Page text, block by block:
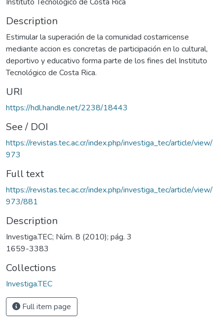
Description
Estimular la superación de la comunidad costarricense
mediante accion es concretas de participación en lo cultural,
deportivo y educativo forma parte de los fines del Instituto
Tecnológico de Costa Rica.
URI
https://hdl.handle.net/2238/18443
See / DOI
https://revistas.tec.ac.cr/index.php/investiga_tec/article/view/
973
Full text
https://revistas.tec.ac.cr/index.php/investiga_tec/article/view/
973/881
Description
Investiga.TEC; Núm. 8 (2010); pág. 3
1659-3383
Collections
Investiga.TEC
Full item page